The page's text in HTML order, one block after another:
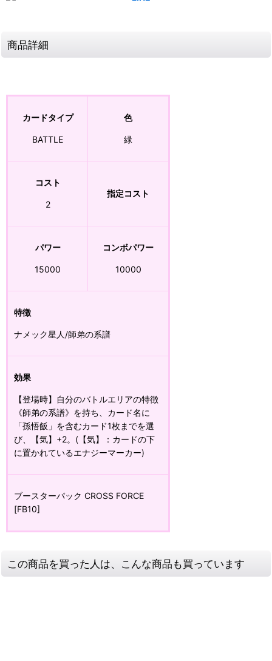
商品詳細
カードタイプ
BATTLE
色
緑
コスト
2
指定コスト
パワー
15000
コンボパワー
10000
特徴
ナメック星人/師弟の系譜
効果
【登場時】自分のバトルエリアの特徴
《師弟の系譜》を持ち、カード名に
「孫悟飯」を含むカード1枚までを選
び、【気】+2。(【気】：カードの下
に置かれているエナジーマーカー)
ブースターパック CROSS FORCE
[FB10]
この商品を買った人は、こんな商品も買っています